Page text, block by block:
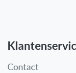
Contact